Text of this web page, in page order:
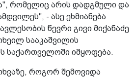
რომელიც არის დადგმული და
- ასე ეხმიანება
წევრი გივი მიქანაძე
სააკაშვილის
საქართველოში იმყოფება.
როგორ შემოვიდა